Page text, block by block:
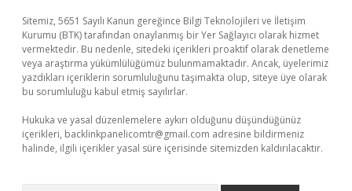
Sitemiz, 5651 Sayılı Kanun gereğince Bilgi Teknolojileri ve İletişim
Kurumu (BTK) tarafından onaylanmış bir Yer Sağlayıcı olarak hizmet
vermektedir. Bu nedenle, sitedeki içerikleri proaktif olarak denetleme
veya araştırma yükümlülüğümüz bulunmamaktadır. Ancak, üyelerimiz
yazdıkları içeriklerin sorumluluğunu taşımakta olup, siteye üye olarak
bu sorumluluğu kabul etmiş sayılırlar.
Hukuka ve yasal düzenlemelere aykırı olduğunu düşündüğünüz
içerikleri, backlinkpanelicomtr@gmail.com adresine bildirmeniz
halinde, ilgili içerikler yasal süre içerisinde sitemizden kaldırılacaktır.